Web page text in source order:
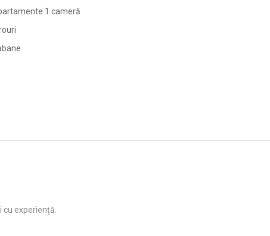
1 cameră
experiență.